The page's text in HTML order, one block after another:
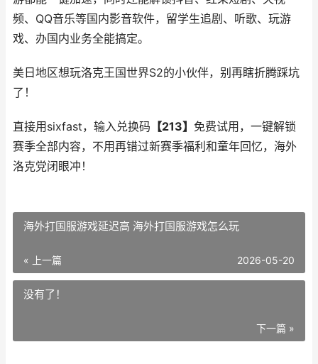
频、QQ音乐等国内影音软件，留学生追剧、听歌、玩游
戏、办国内业务全能搞定。
美日地区想玩洛克王国世界S2的小伙伴，别再瞎折腾踩坑
了！
直接用sixfast，输入兑换码 【213】 免费试用，一键解锁
赛季全部内容，不用再错过新赛季福利和童年回忆，海外
洛克党闭眼冲！
海外打国服游戏延迟高 海外打国服游戏怎么玩
« 上一篇 2026-05-20
没有了！
下一篇 »